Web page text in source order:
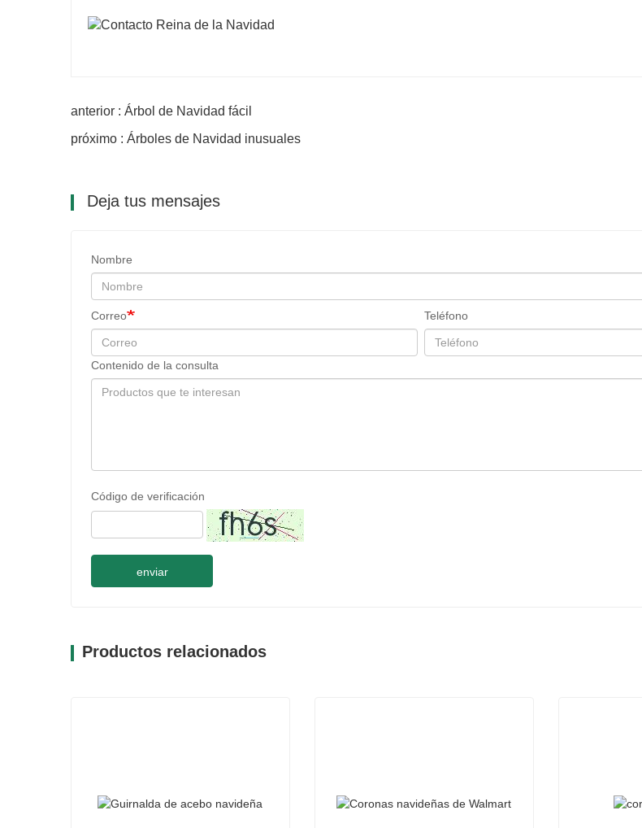
anterior : Árbol de Navidad fácil
próximo : Árboles de Navidad inusuales
Deja tus mensajes
Nombre
Correo Teléfono
Contenido de la consulta
Código de verificación
enviar
Productos relacionados